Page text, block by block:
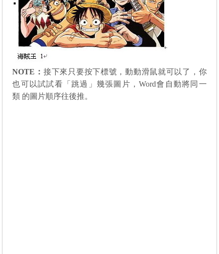
NOTE： 接下來只要按下標號，動動滑鼠就可以了，你
也可以試試看「跳過」幾張圖片，Word會自動將同一
類 的圖片順序往後推。